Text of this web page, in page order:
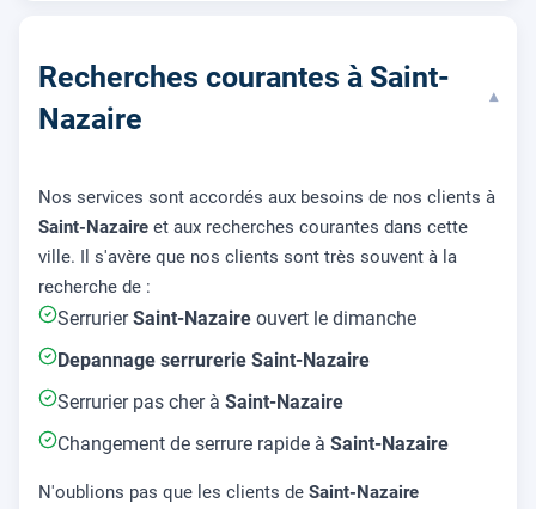
Recherches courantes à Saint-
Nazaire
▾
Nos services sont accordés aux besoins de nos clients à
Saint-Nazaire et aux recherches courantes dans cette
ville. Il s'avère que nos clients sont très souvent à la
recherche de :
SerrurierSaint-Nazaire ouvert le dimanche
Depannage serrurerie Saint-Nazaire
Serrurier pas cher à Saint-Nazaire
Changement de serrure rapide à Saint-Nazaire
N'oublions pas que les clients de Saint-Nazaire